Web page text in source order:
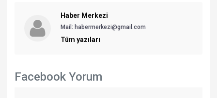
Haber Merkezi
Mail: habermerkezi@gmail.com
Tüm yazıları
Facebook Yorum